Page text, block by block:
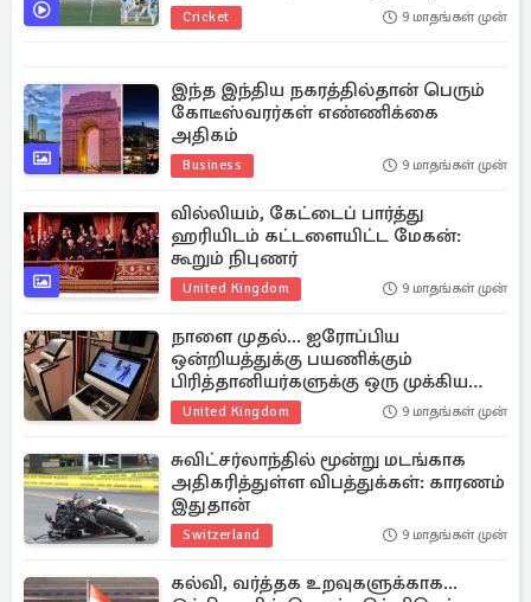
Cricket 9 மாதங்கள் முன்
இந்த இந்திய நகரத்தில்தான் பெரும்
கோடீஸ்வரர்கள் எண்ணிக்கை
அதிகம்
Business 9 மாதங்கள் முன்
வில்லியம், கேட்டைப் பார்த்து
ஹரியிடம் கட்டளையிட்ட மேகன்:
கூறும் நிபுணர்
United Kingdom 9 மாதங்கள் முன்
நாளை முதல்... ஐரோப்பிய
ஒன்றியத்துக்கு பயணிக்கும்
பிரித்தானியர்களுக்கு ஒரு முக்கிய
செய்தி
United Kingdom 9 மாதங்கள் முன்
சுவிட்சர்லாந்தில் மூன்று மடங்காக
அதிகரித்துள்ள விபத்துக்கள்: காரணம்
இதுதான்
Switzerland 9 மாதங்கள் முன்
கல்வி, வர்த்தக உறவுகளுக்காக...